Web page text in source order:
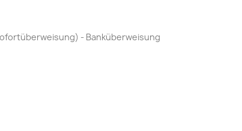
- Banküberweisung